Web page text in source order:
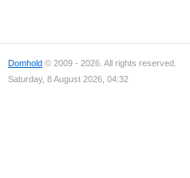
Domhold © 2009 - 2026. All rights reserved.
Saturday, 8 August 2026, 04:32